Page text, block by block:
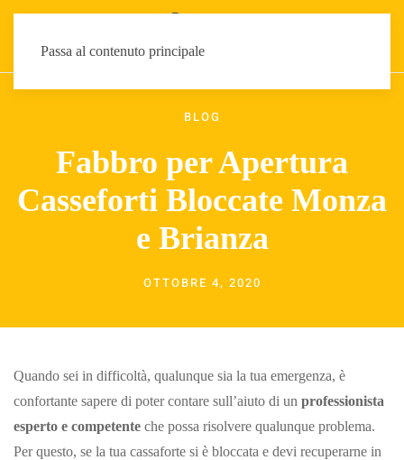
Passa al contenuto principale
BLOG
Fabbro per Apertura
Casseforti Bloccate Monza
e Brianza
OTTOBRE 4, 2020
Quando sei in difficoltà, qualunque sia la tua emergenza, è
confortante sapere di poter contare sull’aiuto di un professionista
esperto e competente che possa risolvere qualunque problema.
Per questo, se la tua cassaforte si è bloccata e devi recuperarne in